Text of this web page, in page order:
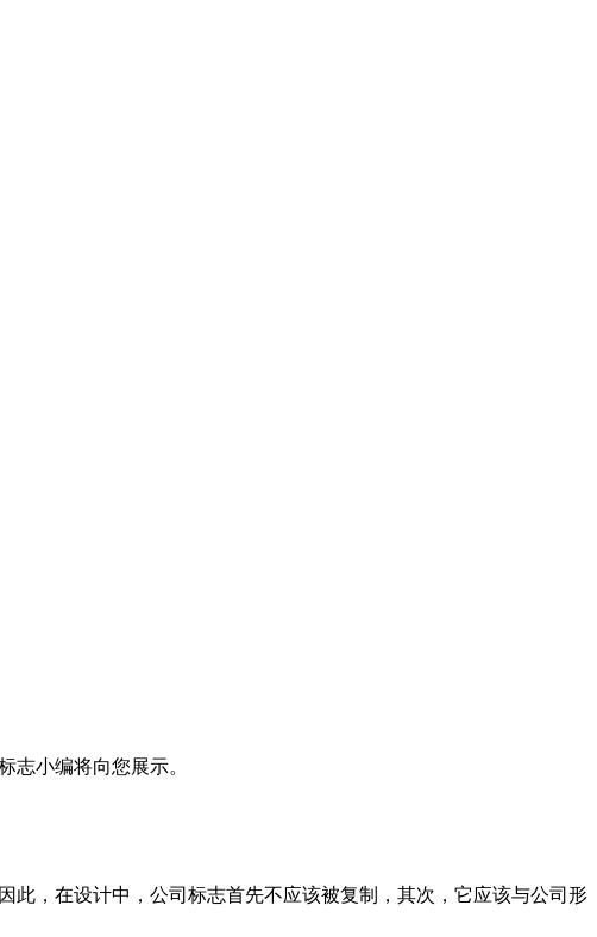
志小编将向您展示。
，在设计中，公司标志首先不应该被复制，其次，它应该与公司形